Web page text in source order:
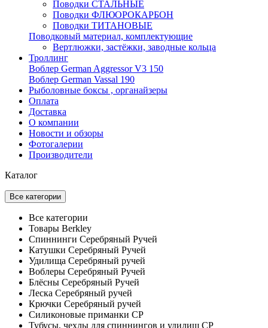
Поводки СТАЛЬНЫЕ
Поводки ФЛЮОРОКАРБОН
Поводки ТИТАНОВЫЕ
Поводковый материал, комплектующие
Вертлюжки, застёжки, заводные кольца
Троллинг
Воблер German Aggressor V3 150
Воблер German Vassal 190
Рыболовные боксы , органайзеры
Оплата
Доставка
О компании
Новости и обзоры
Фотогалерии
Производители
Каталог
Все категории
Все категории
Товары Berkley
Спиннинги Серебряный Ручей
Катушки Серебряный Ручей
Удилища Серебряный ручей
Воблеры Серебряный Ручей
Блёсны Серебряный Ручей
Леска Серебряный ручей
Крючки Серебряный ручей
Силиконовые приманки СР
Тубусы, чехлы для спиннингов и удилищ СР